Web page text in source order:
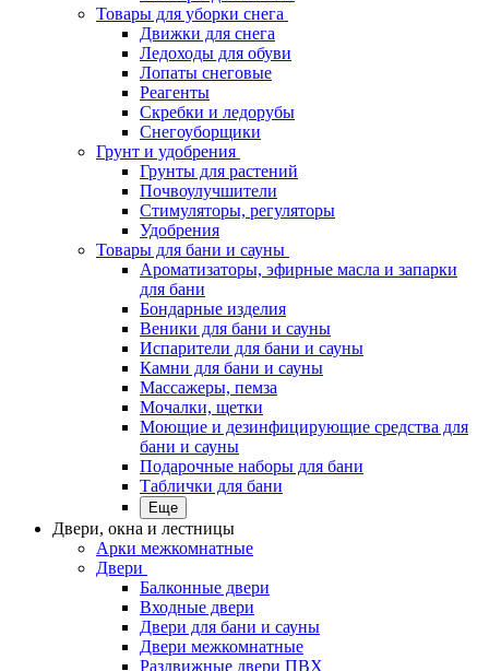
Товары для уборки снега
Движки для снега
Ледоходы для обуви
Лопаты снеговые
Реагенты
Скребки и ледорубы
Снегоуборщики
Грунт и удобрения
Грунты для растений
Почвоулучшители
Стимуляторы, регуляторы
Удобрения
Товары для бани и сауны
Ароматизаторы, эфирные масла и запарки
для бани
Бондарные изделия
Веники для бани и сауны
Испарители для бани и сауны
Камни для бани и сауны
Массажеры, пемза
Мочалки, щетки
Моющие и дезинфицирующие средства для
бани и сауны
Подарочные наборы для бани
Таблички для бани
Еще
Двери, окна и лестницы
Арки межкомнатные
Двери
Балконные двери
Входные двери
Двери для бани и сауны
Двери межкомнатные
Раздвижные двери ПВХ